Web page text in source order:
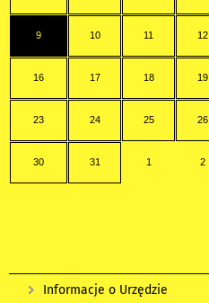
9 10 11 12
16 17 18 19
23 24 25 26
30 31 1 2
Informacje o Urzędzie